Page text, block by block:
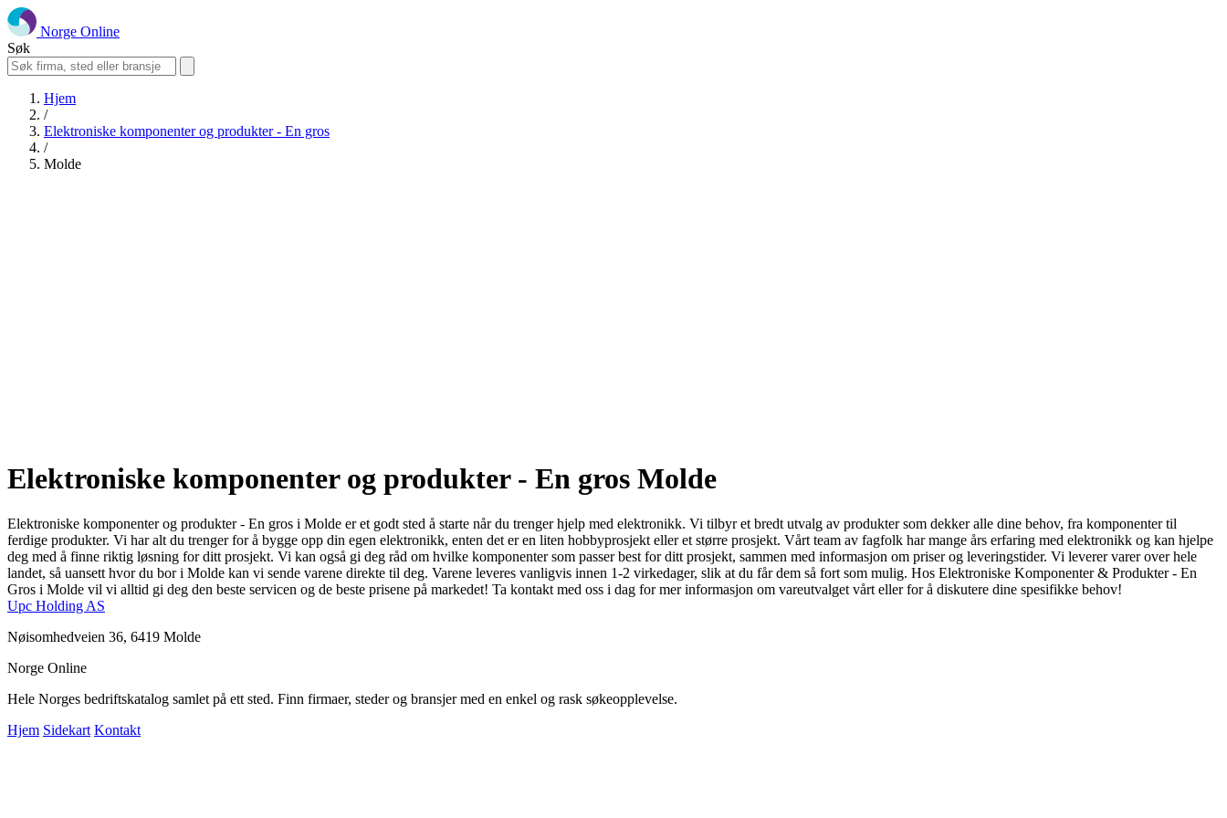
Norge Online
Søk
Hjem
/
Elektroniske komponenter og produkter - En gros
/
Molde
Elektroniske komponenter og produkter - En gros Molde
Elektroniske komponenter og produkter - En gros i Molde er et godt sted å starte når du trenger hjelp med elektronikk. Vi tilbyr et bredt utvalg av produkter som dekker alle dine behov, fra komponenter til
ferdige produkter. Vi har alt du trenger for å bygge opp din egen elektronikk, enten det er en liten hobbyprosjekt eller et større prosjekt. Vårt team av fagfolk har mange års erfaring med elektronikk og kan hjelpe
deg med å finne riktig løsning for ditt prosjekt. Vi kan også gi deg råd om hvilke komponenter som passer best for ditt prosjekt, sammen med informasjon om priser og leveringstider. Vi leverer varer over hele
landet, så uansett hvor du bor i Molde kan vi sende varene direkte til deg. Varene leveres vanligvis innen 1-2 virkedager, slik at du får dem så fort som mulig. Hos Elektroniske Komponenter & Produkter - En
Gros i Molde vil vi alltid gi deg den beste servicen og de beste prisene på markedet! Ta kontakt med oss i dag for mer informasjon om vareutvalget vårt eller for å diskutere dine spesifikke behov!
Upc Holding AS
Nøisomhedveien 36, 6419 Molde
Norge Online
Hele Norges bedriftskatalog samlet på ett sted. Finn firmaer, steder og bransjer med en enkel og rask søkeopplevelse.
Hjem Sidekart Kontakt